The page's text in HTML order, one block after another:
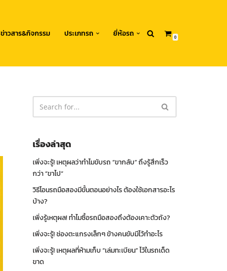
ข่าวสาร&กิจกรรม ประเภทรถ ยี่ห้อรถ 0
เรื่องล่าสุด
เพิ่งจะรู้! เหตุผลว่าทำไมขับรถ “ขากลับ” ถึงรู้สึกเร็ว
กว่า “ขาไป”
วิธีโอนรถมือสองมีขั้นตอนอย่างไร ต้องใช้เอกสารอะไร
บ้าง?
เพิ่งรู้เหตุผล! ทำไมซื้อรถมือสองถึงต้องเคาะตัวถัง?
เพิ่งจะรู้! ช่องตะแกรงเล็กๆ ข้างคนขับมีไว้ทำอะไร
เพิ่งจะรู้! เหตุผลที่ห้ามเก็บ “เล่มทะเบียน” ไว้ในรถเด็ด
ขาด